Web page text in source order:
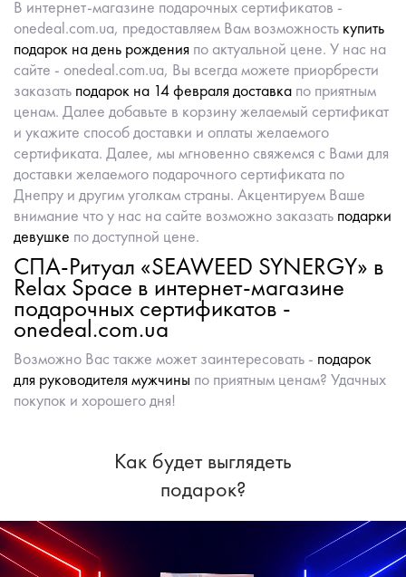
В интернет-магазине подарочных сертификатов -
onedeal.com.ua, предоставляем Вам возможность купить
подарок на день рождения по актуальной цене. У нас на
сайте - onedeal.com.ua, Вы всегда можете приорбрести
заказать подарок на 14 февраля доставка по приятным
ценам. Далее добавьте в корзину желаемый сертификат
и укажите способ доставки и оплаты желаемого
сертификата. Далее, мы мгновенно свяжемся с Вами для
доставки желаемого подарочного сертификата по
Днепру и другим уголкам страны. Акцентируем Ваше
внимание что у нас на сайте возможно заказать подарки
девушке по доступной цене.
СПА-Ритуал «SEAWEED SYNERGY» в
Relax Space в интернет-магазине
подарочных сертификатов -
onedeal.com.ua
Возможно Вас также может заинтересовать - подарок
для руководителя мужчины по приятным ценам? Удачных
покупок и хорошего дня!
Как будет выглядеть
подарок?